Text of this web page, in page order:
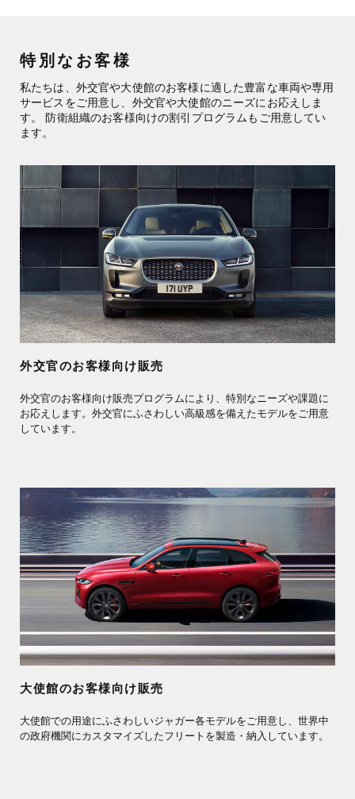
特別なお客様
私たちは、外交官や大使館のお客様に適した豊富な車両や専用
サービスをご用意し、外交官や大使館のニーズにお応えしま
す。 防衛組織のお客様向けの割引プログラムもご用意してい
ます。
外交官のお客様向け販売
外交官のお客様向け販売プログラムにより、特別なニーズや課題に
お応えします。外交官にふさわしい高級感を備えたモデルをご用意
しています。
大使館のお客様向け販売
大使館での用途にふさわしいジャガー各モデルをご用意し、世界中
の政府機関にカスタマイズしたフリートを製造・納入しています。